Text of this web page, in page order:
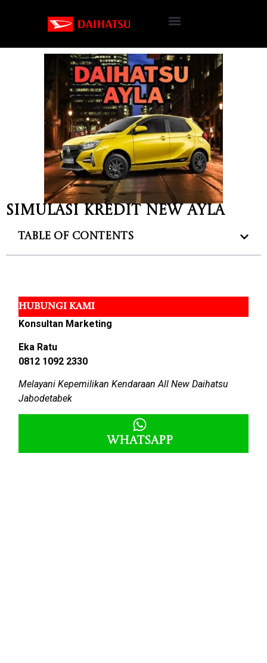
Simulasi Kredit New Ayla
Table of Contents
HUBUNGI KAMI
Konsultan Marketing
Eka Ratu
0812 1092 2330
Melayani Kepemilikan Kendaraan All New Daihatsu
Jabodetabek
Whatsapp